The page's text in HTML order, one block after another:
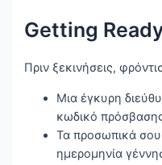
Getting
Πριν ξεκινήσεις,
Μια έγκυρη
κωδικό
Τα προσωπικά
ημερομηνία